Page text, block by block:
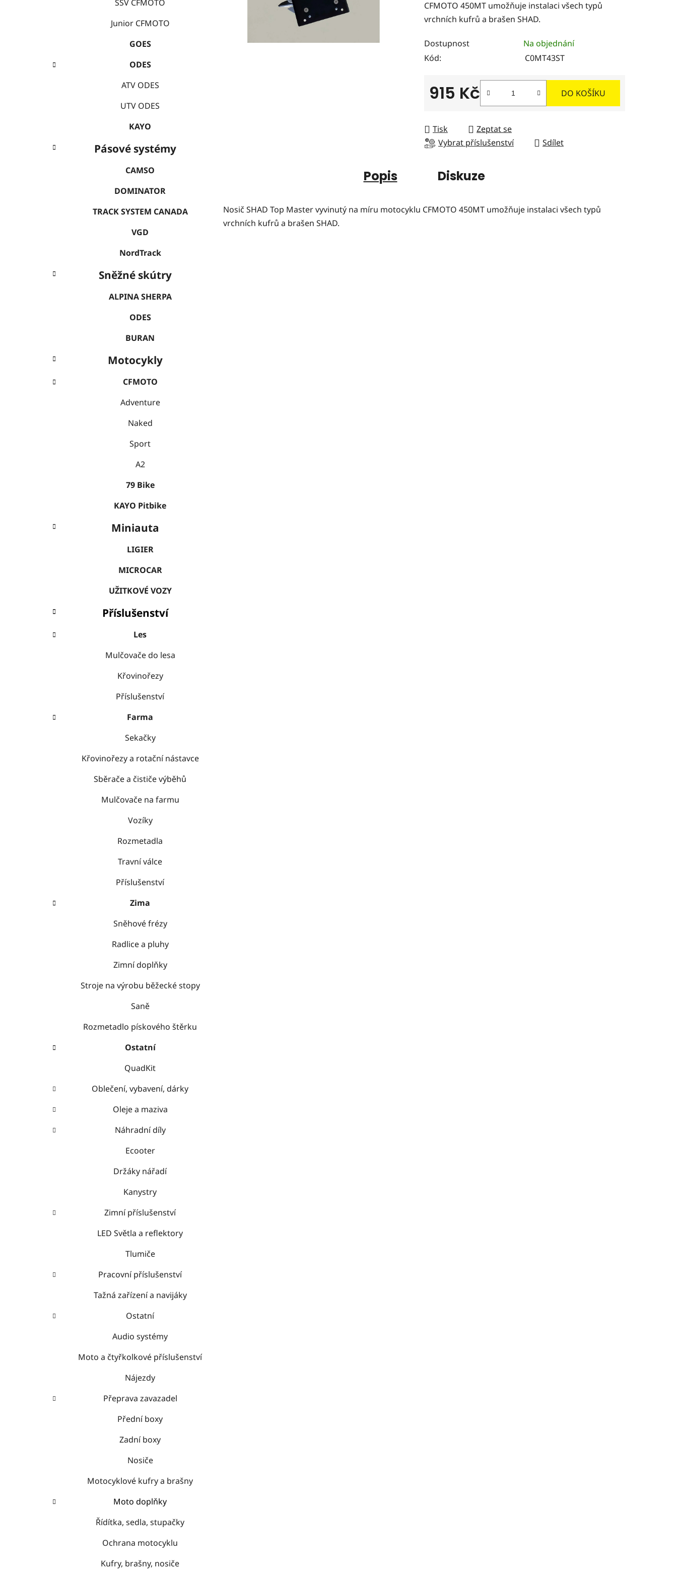
SSV CFMOTO
Junior CFMOTO
GOES
ODES
ATV ODES
UTV ODES
KAYO
Pásové systémy
CAMSO
DOMINATOR
TRACK SYSTEM CANADA
VGD
NordTrack
Sněžné skútry
ALPINA SHERPA
ODES
BURAN
Motocykly
CFMOTO
Adventure
Naked
Sport
A2
79 Bike
KAYO Pitbike
Miniauta
LIGIER
MICROCAR
UŽITKOVÉ VOZY
Příslušenství
Les
Mulčovače do lesa
Křovinořezy
Příslušenství
Farma
Sekačky
Křovinořezy a rotační nástavce
Sběrače a čističe výběhů
Mulčovače na farmu
Vozíky
Rozmetadla
Travní válce
Příslušenství
Zima
Sněhové frézy
Radlice a pluhy
Zimní doplňky
Stroje na výrobu běžecké stopy
Saně
Rozmetadlo pískového štěrku
Ostatní
QuadKit
Oblečení, vybavení, dárky
Oleje a maziva
Náhradní díly
Ecooter
Držáky nářadí
Kanystry
Zimní příslušenství
LED Světla a reflektory
Tlumiče
Pracovní příslušenství
Tažná zařízení a navijáky
Ostatní
Audio systémy
Moto a čtyřkolkové příslušenství
Nájezdy
Přeprava zavazadel
Přední boxy
Zadní boxy
Nosiče
Motocyklové kufry a brašny
Moto doplňky
Řídítka, sedla, stupačky
Ochrana motocyklu
Kufry, brašny, nosiče
0,0
z
hvězdiček.
CFMOTO 450MT umožňuje instalaci všech typů
vrchních kufrů a brašen SHAD.
Dostupnost
Na objednání
Kód:
C0MT43ST
915 Kč DO KOŠÍKU
Tisk
Zeptat se
Vybrat příslušenství
Sdílet
Popis Diskuze
Nosič SHAD Top Master vyvinutý na míru motocyklu CFMOTO 450MT umožňuje instalaci všech typů
vrchních kufrů a brašen SHAD.